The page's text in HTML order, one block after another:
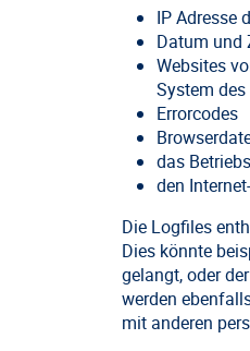
IP Adresse
Datum und
Websites
System
Errorcodes
das
den
Die Logfiles
Dies könnte
gelangt, oder
werden
mit anderen